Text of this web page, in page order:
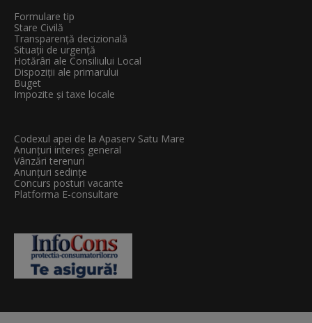
Formulare tip
Stare Civilă
Transparenţă decizională
Situații de urgență
Hotărâri ale Consiliului Local
Dispoziții ale primarului
Buget
Impozite și taxe locale
Codexul apei de la Apaserv Satu Mare
Anunțuri interes general
Vânzări terenuri
Anunțuri sedințe
Concurs posturi vacante
Platforma E-consultare